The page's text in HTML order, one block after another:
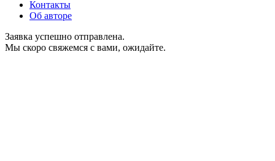
Контакты
Об авторе
Заявка успешно отправлена.
Мы скоро свяжемся с вами, ожидайте.